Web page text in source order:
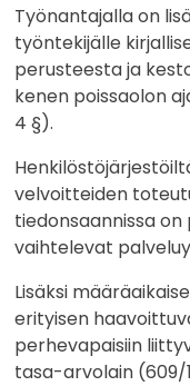
Työnantajalla on
työntekijälle
perusteesta ja
kenen poissaolon
4 §).
velvoitteiden
tiedonsaannissa
vaihtelevat
Lisäksi
erityisen
perhevapaisiin
tasa-arvolain (609/